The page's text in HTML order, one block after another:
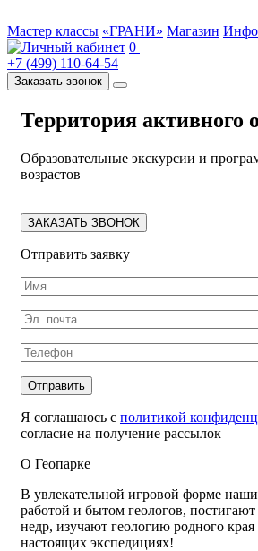
Мастер классы «ГРАНИ» Магазин
0
+7 (499) 110-64-54
Заказать звонок
Территория активного
Образовательные экскурсии и
возрастов
ЗАКАЗАТЬ ЗВОНОК
Отправить заявку
Отправить
Я соглашаюсь с политикой
согласие на получение рассылок
О Геопарке
В увлекательной игровой форме наши
работой и бытом геологов,
недр, изучают геологию родного
настоящих экспедициях!